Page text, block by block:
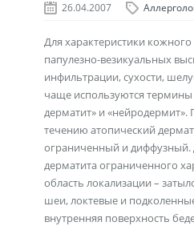
26.04.2007
Для характеристики
папулезно-везикуальных
инфильтрации, сухости,
чаще используются термины
дерматит» и
течению атопический
ограниченный и диффузный.
дерматита ограниченного
область локализации –
шеи, локтевые и
внутренняя поверхность